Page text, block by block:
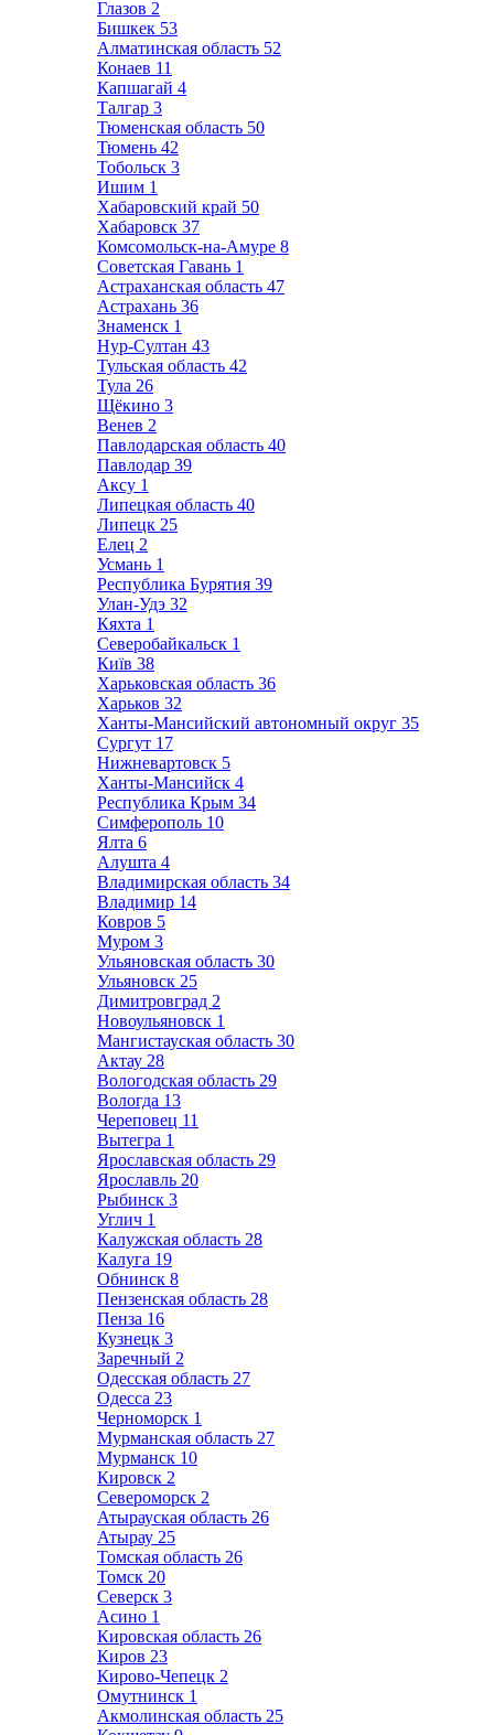
Глазов 2
Бишкек 53
Алматинская область 52
Конаев 11
Капшагай 4
Талгар 3
Тюменская область 50
Тюмень 42
Тобольск 3
Ишим 1
Хабаровский край 50
Хабаровск 37
Комсомольск-на-Амуре 8
Советская Гавань 1
Астраханская область 47
Астрахань 36
Знаменск 1
Нур-Султан 43
Тульская область 42
Тула 26
Щёкино 3
Венев 2
Павлодарская область 40
Павлодар 39
Аксу 1
Липецкая область 40
Липецк 25
Елец 2
Усмань 1
Республика Бурятия 39
Улан-Удэ 32
Кяхта 1
Северобайкальск 1
Київ 38
Харьковская область 36
Харьков 32
Ханты-Мансийский автономный округ 35
Сургут 17
Нижневартовск 5
Ханты-Мансийск 4
Республика Крым 34
Симферополь 10
Ялта 6
Алушта 4
Владимирская область 34
Владимир 14
Ковров 5
Муром 3
Ульяновская область 30
Ульяновск 25
Димитровград 2
Новоульяновск 1
Мангистауская область 30
Актау 28
Вологодская область 29
Вологда 13
Череповец 11
Вытегра 1
Ярославская область 29
Ярославль 20
Рыбинск 3
Углич 1
Калужская область 28
Калуга 19
Обнинск 8
Пензенская область 28
Пенза 16
Кузнецк 3
Заречный 2
Одесская область 27
Одесса 23
Черноморск 1
Мурманская область 27
Мурманск 10
Кировск 2
Североморск 2
Атырауская область 26
Атырау 25
Томская область 26
Томск 20
Северск 3
Асино 1
Кировская область 26
Киров 23
Кирово-Чепецк 2
Омутнинск 1
Акмолинская область 25